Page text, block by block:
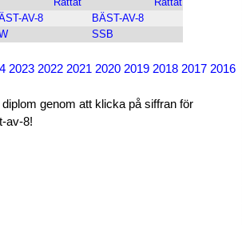
AV-8
BÄST-AV-8
SSB
2023 2022 2021 2020 2019 2018 2017 2016
genom att klicka på siffran för
av-8!